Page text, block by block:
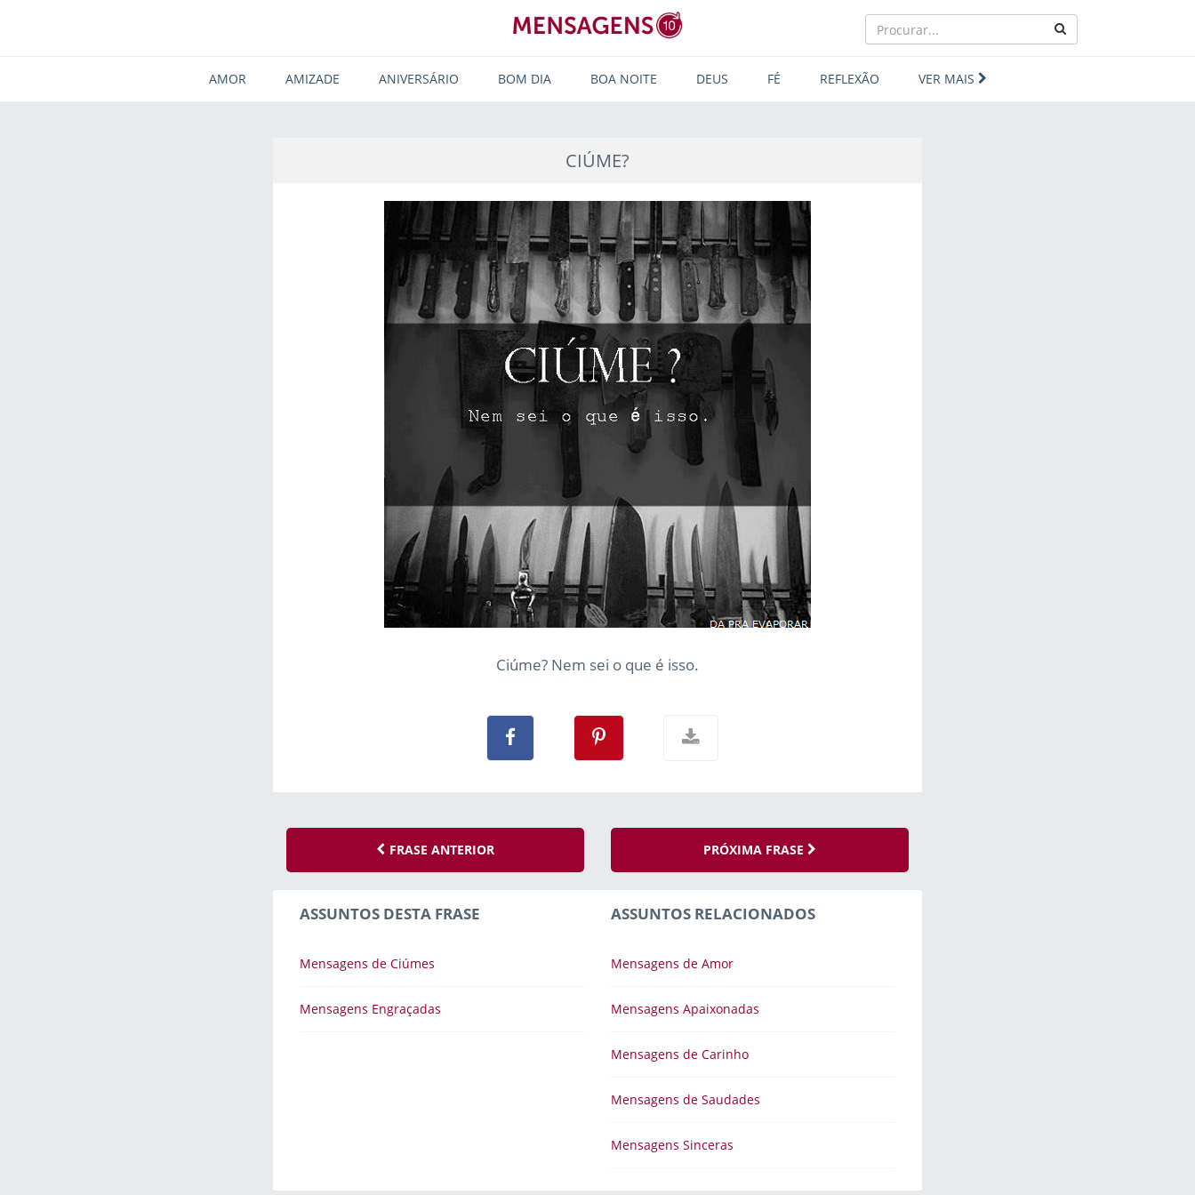
AMOR AMIZADE ANIVERSÁRIO BOM DIA BOA NOITE DEUS FÉ REFLEXÃO VER MAIS
CIÚME?
Ciúme? Nem sei o que é isso.
FRASE ANTERIOR PRÓXIMA FRASE
ASSUNTOS DESTA FRASE
Mensagens de Ciúmes
Mensagens Engraçadas
ASSUNTOS RELACIONADOS
Mensagens de Amor
Mensagens Apaixonadas
Mensagens de Carinho
Mensagens de Saudades
Mensagens Sinceras